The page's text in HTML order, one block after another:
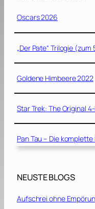
Oscars 2026
„Der Pate“ Trilogie (zum
Goldene Himbeere 2022
Star Trek: The Original
Pan Tau – Die komplette
NEUSTE BLOGS
Aufschrei ohne